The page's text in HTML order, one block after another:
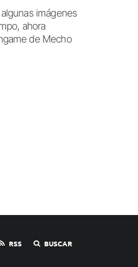
imágenes
ahora
de Mecho
RSS BUSCAR